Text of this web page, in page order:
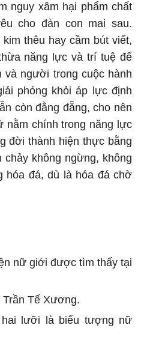
nguy xâm hại phẩm chất
cho đàn con mai sau.
thêu hay cầm bút viết,
năng lực và trí tuệ để
và người trong cuộc hành
phóng khỏi áp lực định
còn đằng đẵng, cho nên
nằm chính trong năng lực
đời thành hiện thực bằng
không ngừng, không
hóa đá, dù là hóa đá chờ
nữ giới được tìm thấy tại
Tế Xương.
lưỡi là biểu tượng nữ